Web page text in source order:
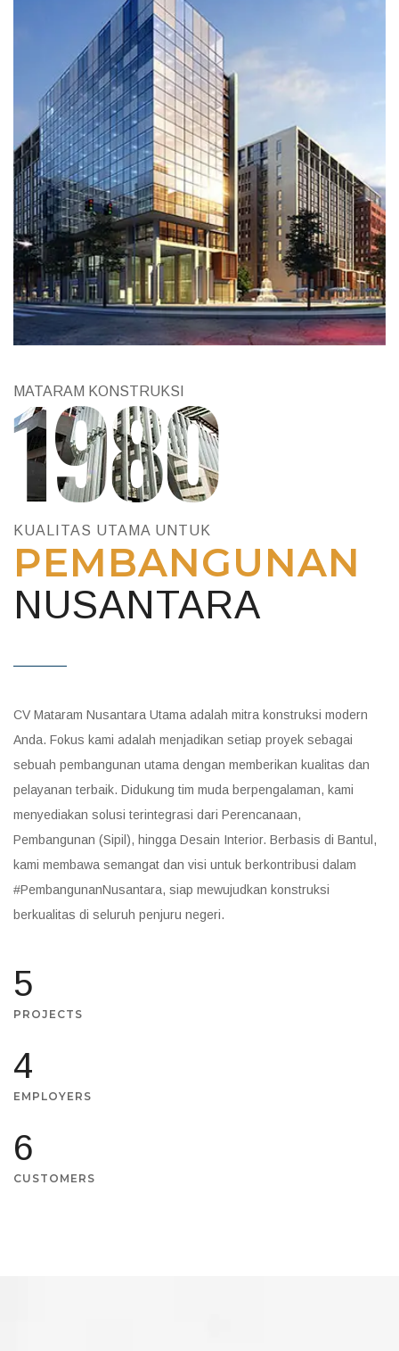
MATARAM KONSTRUKSI
KUALITAS UTAMA UNTUK
PEMBANGUNAN
NUSANTARA
CV Mataram Nusantara Utama adalah mitra konstruksi modern
Anda. Fokus kami adalah menjadikan setiap proyek sebagai
sebuah pembangunan utama dengan memberikan kualitas dan
pelayanan terbaik. Didukung tim muda berpengalaman, kami
menyediakan solusi terintegrasi dari Perencanaan,
Pembangunan (Sipil), hingga Desain Interior. Berbasis di Bantul,
kami membawa semangat dan visi untuk berkontribusi dalam
#PembangunanNusantara, siap mewujudkan konstruksi
berkualitas di seluruh penjuru negeri.
6
PROJECTS
5
EMPLOYERS
7
CUSTOMERS